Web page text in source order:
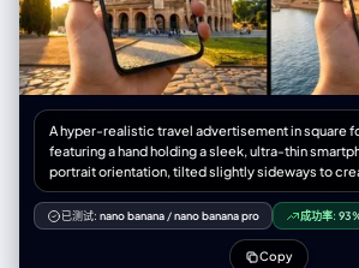
photographic texture for the background/
texture for the doodles" }, "color_grading": { "palette": "Dominant
hues of teal, cyan, and navy blue; pure white for
elements; natural skin tones shifted cool", "mood": "Cinematic night /
underwater simulation" }, "post_processing": { "final_touch":
bubbles, coral, seaweed surrounding the subject,
'worn' by the subject." }, "negative": { "style": "3D render of doodles,
realistic props (the gear should be drawn, not
sunlight, orange tones, complex bedding patterns",
"waking subject, standing, real scuba gear, messy
between the realistic sleeping human and the 2D
contrast, vibrant saturation, deep blue sky. * *Botany:* **
{Botany_Summer}** (lush dark greens/shade). * **Zone 4 (Far Right
Diagonal - AUTUMN):** The final diagonal slice
scene in golden light. * *Atmosphere:* Warm amber glow, long
shadows. * *Botany:* **{Botany_Autumn}** (red/gold foliage). **
distinct color shifts. The landscape (roads/
through the diagonal cuts. 8k resolution,
21:9 --v 6.0 --stylize 300
A hyper-realistic travel advertisement in square
featuring a hand holding a sleek, ultra-thin
portrait orientation, tilted slightly sideways to
portal effect. The screen displays a high-
landmark from [COUNTRY], which continues into
blending seamlessly. The landmark appears to
screen. Birds fly nearby and a commercial
已测试: nano banana /nano banana pro 成功率:
Copy